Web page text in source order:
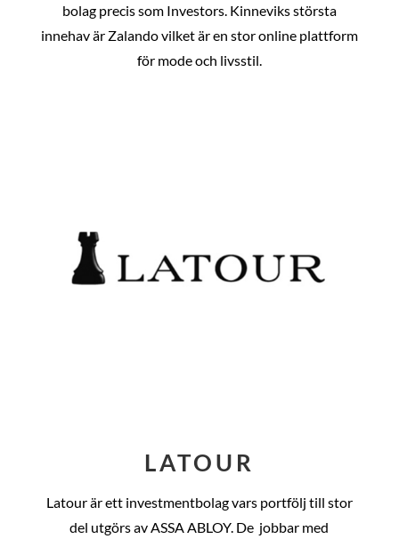
bolag precis som Investors. Kinneviks största
innehav är Zalando vilket är en stor online plattform
för mode och livsstil.
LATOUR
Latour är ett investmentbolag vars portfölj till stor
del utgörs av ASSA ABLOY. De jobbar med